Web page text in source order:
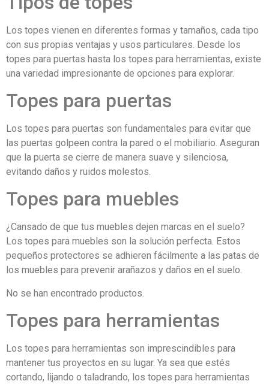
Los topes vienen en diferentes formas y tamaños, cada tipo
con sus propias ventajas y usos particulares. Desde los
topes para puertas hasta los topes para herramientas, existe
una variedad impresionante de opciones para explorar.
Topes para puertas
Los topes para puertas son fundamentales para evitar que
las puertas golpeen contra la pared o el mobiliario. Aseguran
que la puerta se cierre de manera suave y silenciosa,
evitando daños y ruidos molestos.
Topes para muebles
¿Cansado de que tus muebles dejen marcas en el suelo?
Los topes para muebles son la solución perfecta. Estos
pequeños protectores se adhieren fácilmente a las patas de
los muebles para prevenir arañazos y daños en el suelo.
No se han encontrado productos.
Topes para herramientas
Los topes para herramientas son imprescindibles para
mantener tus proyectos en su lugar. Ya sea que estés
cortando, lijando o taladrando, los topes para herramientas